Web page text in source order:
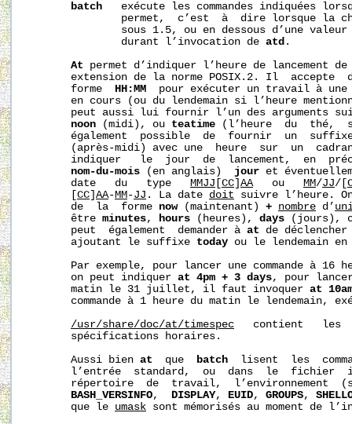
batch
exécute les commandes indiquées
permet,  c’est  à  dire lorsque la
sous 1.5, ou en dessous d’une
               durant l’invocation de
atd .
At permet d’indiquer l’heure de lancement de
extension de la norme POSIX.2. Il  accepte
       forme
HH:MM
pour exécuter un travail à
en cours (ou du lendemain si l’heure
peut aussi lui fournir l’un des arguments
noon (midi), ou teatime (l’heure  du  thé,
également  possible  de  fournir  un
(après-midi) avec une  heure  sur  un
indiquer   le  jour  de  lancement,  en
nom-du-mois (en anglais) jour et
       date   du   type
MMJJ CC AA
   ou
MM/JJ/[
CC AA-MM-JJ . La date doit suivre l’heure.
       de  la  forme
now (maintenant) + nombre d’
       être
minutes, hours (heures), days (jours),
       peut  également  demander à
at de
       ajoutant le suffixe
today ou le lendemain
Par exemple, pour lancer une commande à 16
       on peut indiquer
at 4pm + 3 days, pour
       matin le 31 juillet, il faut invoquer
at
commande à 1 heure du matin le lendemain,
/usr/share/doc/at/timespec
contient   les
       spécifications horaires.
       Aussi bien
at
  que
batch
lisent  les
l’entrée  standard,  ou  dans  le  fichier
répertoire  de  travail,  l’environnement
BASH_VERSINFO, DISPLAY, EUID, GROUPS,
       que le
umask sont mémorisés au moment de